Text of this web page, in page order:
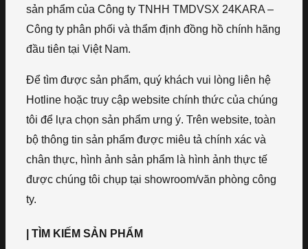
sản phẩm của Công ty TNHH TMDVSX 24KARA –
Công ty phân phối và thẩm định đồng hồ chính hãng
đầu tiên tại Việt Nam.
Để tìm được sản phẩm, quý khách vui lòng liên hệ
Hotline hoặc truy cập website chính thức của chúng
tôi để lựa chọn sản phẩm ưng ý. Trên website, toàn
bộ thông tin sản phẩm được miêu tả chính xác và
chân thực, hình ảnh sản phẩm là hình ảnh thực tế
được chúng tôi chụp tại showroom/văn phòng công
ty.
| TÌM KIẾM SẢN PHẨM